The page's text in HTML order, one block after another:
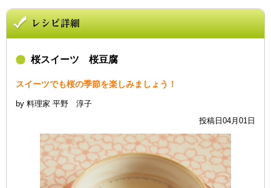
桜スイーツ 桜豆腐
スイーツでも桜の季節を楽しみましょう！
by 料理家 平野 淳子
投稿日04月01日